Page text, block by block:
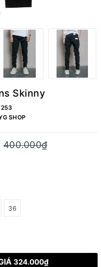
Skinny
SHOP
400.000₫
36
324.000₫